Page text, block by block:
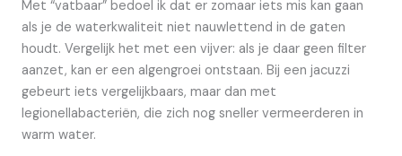
Met “vatbaar” bedoel ik dat er zomaar iets mis kan gaan
als je de waterkwaliteit niet nauwlettend in de gaten
houdt. Vergelijk het met een vijver: als je daar geen filter
aanzet, kan er een algengroei ontstaan. Bij een jacuzzi
gebeurt iets vergelijkbaars, maar dan met
legionellabacteriën, die zich nog sneller vermeerderen in
warm water.